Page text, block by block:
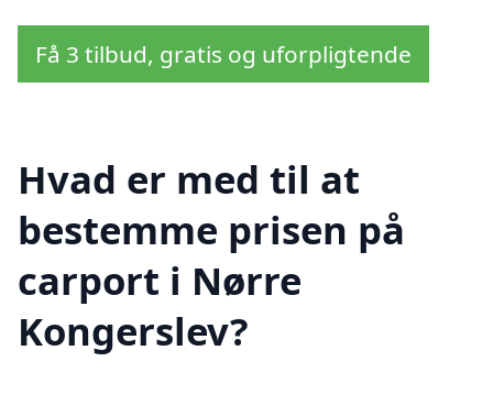
Få 3 tilbud, gratis og uforpligtende
Hvad er med til at
bestemme prisen på
carport i Nørre
Kongerslev?